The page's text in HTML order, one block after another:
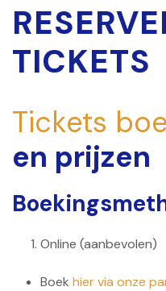
TICKETS
Tickets
en prijzen
Online (aanbevolen)
Boek hier via onze